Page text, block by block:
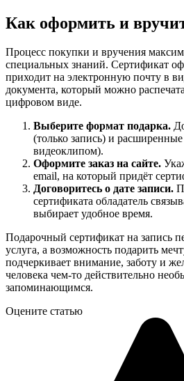
Как оформить и
Процесс покупки и вручения
специальных знаний. Сертификат
приходит на электронную почту в
документа, который можно
цифровом виде.
Выберите формат подарка.
(только запись) и
видеоклипом).
Оформите заказ на сайте.
email, на который придёт
Договоритесь о дате записи.
сертификата обладатель
выбирает удобное время.
Подарочный сертификат на запись
услуга, а возможность подарить
подчеркивает внимание, заботу и
человека чем-то действительно
запоминающимся.
Оцените статью